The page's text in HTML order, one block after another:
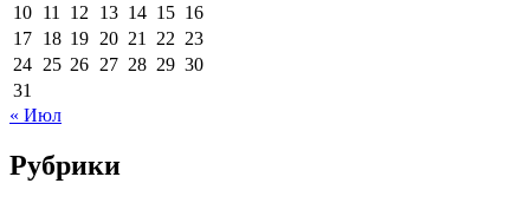
10 11 12 13 14 15 16
17 18 19 20 21 22 23
24 25 26 27 28 29 30
31
« Июл
Рубрики